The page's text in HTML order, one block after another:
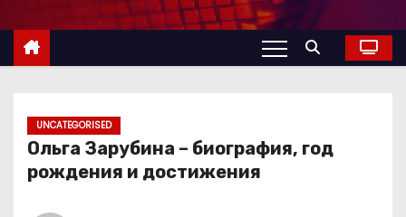
с
UNCATEGORISED
Ольга Зарубина – биография, год
рождения и достижения